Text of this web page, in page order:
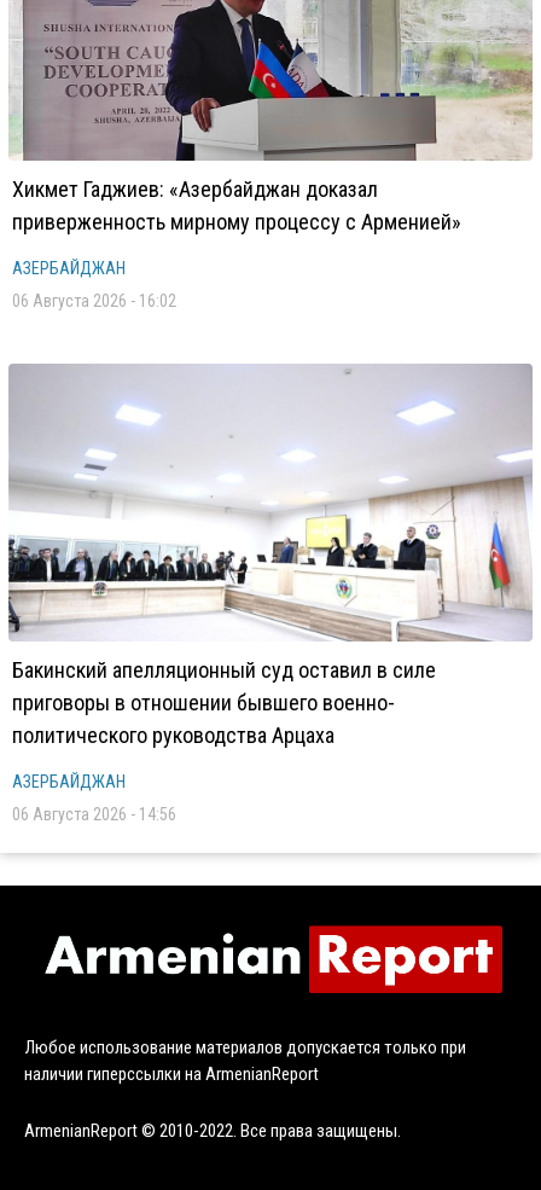
Хикмет Гаджиев: «Азербайджан доказал
приверженность мирному процессу с Арменией»
АЗЕРБАЙДЖАН
06 Августа 2026 - 16:02
Бакинский апелляционный суд оставил в силе
приговоры в отношении бывшего военно-
политического руководства Арцаха
АЗЕРБАЙДЖАН
06 Августа 2026 - 14:56
Любое использование материалов допускается только при
наличии гиперссылки на ArmenianReport
ArmenianReport © 2010-2022. Все права защищены.